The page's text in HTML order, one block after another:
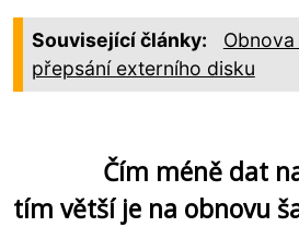
Související články:
přepsání externího disku
Čím méně dat
tím větší je na obnovu